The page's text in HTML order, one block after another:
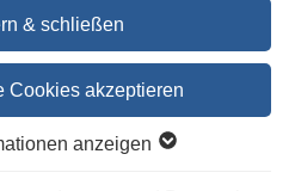
& schließen
Cookies akzeptieren
anzeigen